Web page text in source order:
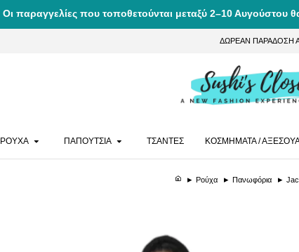
Οι παραγγελίες που τοποθετούνται μεταξύ 2–10
ΔΩΡΕΑΝ ΠΑΡΑΔΟΣΗ
ΡΟΥΧΑ ΠΑΠΟΥΤΣΙΑ ΤΣΑΝΤΕΣ ΚΟΣΜΗΜΑΤΑ /
Ρούχα Πανωφόρια